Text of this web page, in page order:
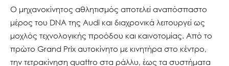
Ο μηχανοκίνητος αθλητισμός αποτελεί αναπόσπαστο
μέρος του DNA της Audi και διαχρονικά λειτουργεί ως
μοχλός τεχνολογικής προόδου και καινοτομίας. Από το
πρώτο Grand Prix αυτοκίνητο με κινητήρα στο κέντρο,
την τετρακίνηση quattro στα ράλλυ, έως τα συστήματα